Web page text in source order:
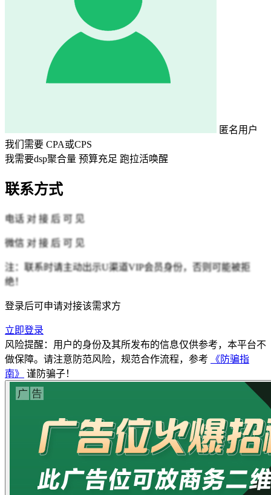
匿名用户
我们需要 CPA或CPS
我需要dsp聚合量 预算充足 跑拉活唤醒
联系方式
电话 对 接 后 可 见
微信 对 接 后 可 见
注：联系时请主动出示U渠道VIP会员身份，否则可能被拒
绝！
登录后可申请对接该需求方
立即登录
风险提醒：用户的身份及其所发布的信息仅供参考，本平台不
做保障。请注意防范风险，规范合作流程，参考
《防骗指
南》
谨防骗子！